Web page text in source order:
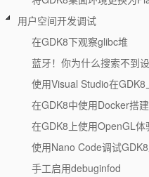
用户空间开发调试
在GDK8下观察glibc堆
蓝牙！你为什么搜索不到
使用Visual Studio在GDK8
在GDK8中使用Docker搭
在GDK8上使用OpenGL体
使用Nano Code调试
手工启用debuginfod